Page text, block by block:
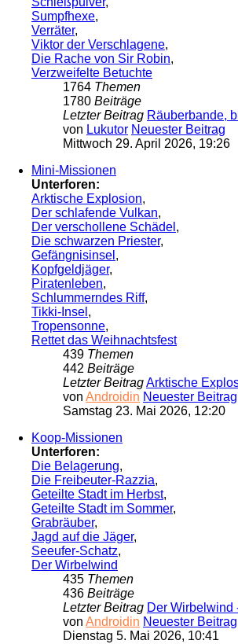
Sumpfhexe,
Verräter,
Viktor der Verschlagene,
Die Rache von Sir Robin,
Verzweifelte Betuchte
1764 Themen
1780 Beiträge
Letzter Beitrag Räuberbande,
von Lukutor Neuester Beitrag
Mittwoch 29. April 2026, 19:26
Mini-Missionen
Unterforen:
Arktische Explosion,
Der schlafende Vulkan,
Der verschollene Schädel ,
Die schwarzen Priester,
Gefängnisinsel ,
Kopfgeldjäger,
Piratenleben,
Schlummerndes Riff,
Tikki-Insel ,
Tropensonne,
Rettet das Weihnachtsfest
439 Themen
442 Beiträge
Letzter BeitragArktische
von Androidin Neuester Beitrag
Samstag 23. Mai 2026, 12:20
Koop-Missionen
Unterforen:
Die Belagerung,
Die Freibeuter-Razzia,
Geteilte Stadt im Herbst,
Geteilte Stadt im Sommer,
Grabräuber,
Jagd auf die Jäger,
Seeufer-Schatz,
Der Wirbelwind
435 Themen
436 Beiträge
Letzter Beitrag Der
von Androidin Neuester Beitrag
Dienstag 5. Mai 2026, 10:41